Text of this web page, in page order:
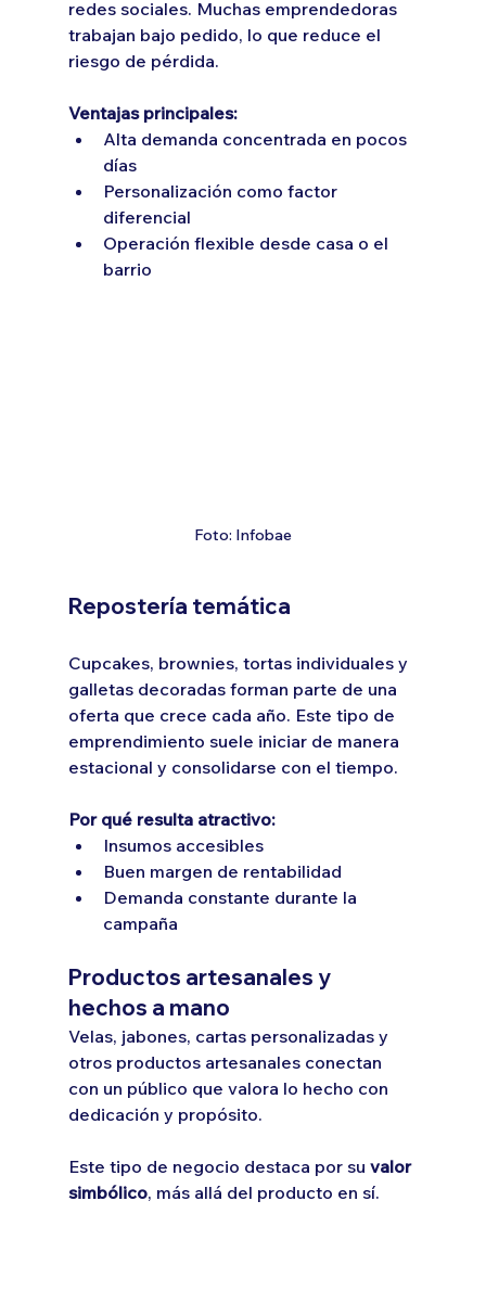
redes sociales. Muchas emprendedoras
trabajan bajo pedido, lo que reduce el
riesgo de pérdida.
Ventajas principales:
Alta demanda concentrada en pocos
días
Personalización como factor
diferencial
Operación flexible desde casa o el
barrio
Foto: Infobae
Repostería temática
Cupcakes, brownies, tortas individuales y
galletas decoradas forman parte de una
oferta que crece cada año. Este tipo de
emprendimiento suele iniciar de manera
estacional y consolidarse con el tiempo.
Por qué resulta atractivo:
Insumos accesibles
Buen margen de rentabilidad
Demanda constante durante la
campaña
Productos artesanales y
hechos a mano
Velas, jabones, cartas personalizadas y
otros productos artesanales conectan
con un público que valora lo hecho con
dedicación y propósito.
Este tipo de negocio destaca por su valor
simbólico, más allá del producto en sí.